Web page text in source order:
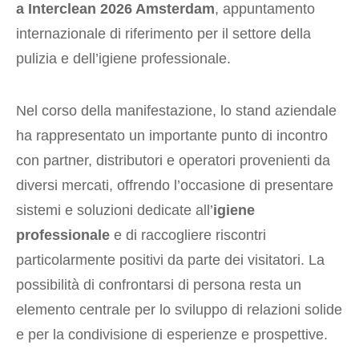
a Interclean 2026 Amsterdam, appuntamento
internazionale di riferimento per il settore della
pulizia e dell’igiene professionale.
Nel corso della manifestazione, lo stand aziendale
ha rappresentato un importante punto di incontro
con partner, distributori e operatori provenienti da
diversi mercati, offrendo l’occasione di presentare
sistemi e soluzioni dedicate all’igiene
professionale e di raccogliere riscontri
particolarmente positivi da parte dei visitatori. La
possibilità di confrontarsi di persona resta un
elemento centrale per lo sviluppo di relazioni solide
e per la condivisione di esperienze e prospettive.